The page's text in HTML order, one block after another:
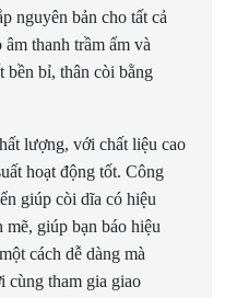
nguyên bản cho tất cả
thanh trầm ấm và
bền bỉ, thân còi bằng
lượng, với chất liệu cao
hoạt động tốt. Công
giúp còi dĩa có hiệu
mẽ, giúp bạn báo hiệu
cách dễ dàng mà
cùng tham gia giao